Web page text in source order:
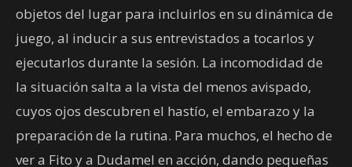
objetos del lugar para incluirlos en su dinámica de
juego, al inducir a sus entrevistados a tocarlos y
ejecutarlos durante la sesión. La incomodidad de
la situación salta a la vista del menos avispado,
cuyos ojos descubren el hastío, el embarazo y la
preparación de la rutina. Para muchos, el hecho de
ver a Fito y a Dudamel en acción, dando pequeñas